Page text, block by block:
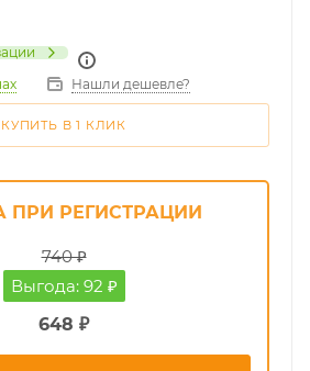
Нашли дешевле?
КУПИТЬ В 1 КЛИК
ПРИ РЕГИСТРАЦИИ
740 ₽
Выгода: 92 ₽
648 ₽